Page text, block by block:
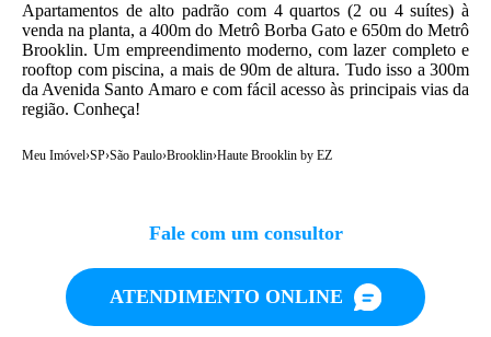
Apartamentos de alto padrão com 4 quartos (2 ou 4 suítes) à
venda na planta, a 400m do Metrô Borba Gato e 650m do Metrô
Brooklin. Um empreendimento moderno, com lazer completo e
rooftop com piscina, a mais de 90m de altura. Tudo isso a 300m
da Avenida Santo Amaro e com fácil acesso às principais vias da
região. Conheça!
Meu Imóvel›SP›São Paulo›Brooklin›Haute Brooklin by EZ
Fale com um consultor
ATENDIMENTO ONLINE